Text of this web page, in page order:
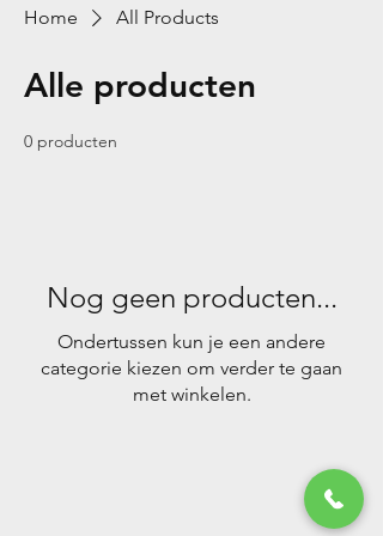
Home All Products
Alle producten
0 producten
Nog geen producten...
Ondertussen kun je een andere
categorie kiezen om verder te gaan
met winkelen.